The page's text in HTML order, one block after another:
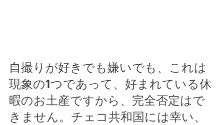
自撮りが好きでも嫌いでも、これは
現象の1つであって、好まれている休
暇のお土産ですから、完全否定はで
きません。チェコ共和国には幸い、